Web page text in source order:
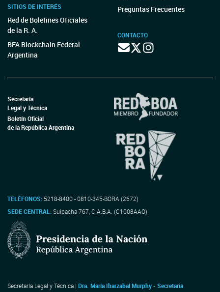
SITIOS DE INTERÉS
Red de Boletines Oficiales
de la R. A.
BFA Blockchain Federal
Argentina
Preguntas Frecuentes
CONTACTO
Secretaría
Legal y Técnica
Boletín Oficial
de la República Argentina
TELÉFONOS: 5218-8400 - 0810-345-BORA (2672)
SEDE CENTRAL:Suipacha 767, C.A.B.A. (C1008AAO)
Secretaría Legal y Técnica | Dra. María Ibarzabal Murphy - Secretaria